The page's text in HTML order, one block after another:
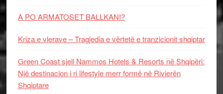
A PO ARMATOSET BALLKANI?
Kriza e vlerave – Tragjedia e vërtetë e tranzicionit shqiptar
Green Coast sjell Nammos Hotels & Resorts në Shqipëri:
Një destinacion i ri lifestyle merr formë në Rivierën
Shqiptare